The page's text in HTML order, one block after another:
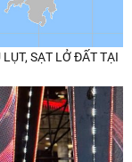
SẠT LỞ ĐẤT TẠI